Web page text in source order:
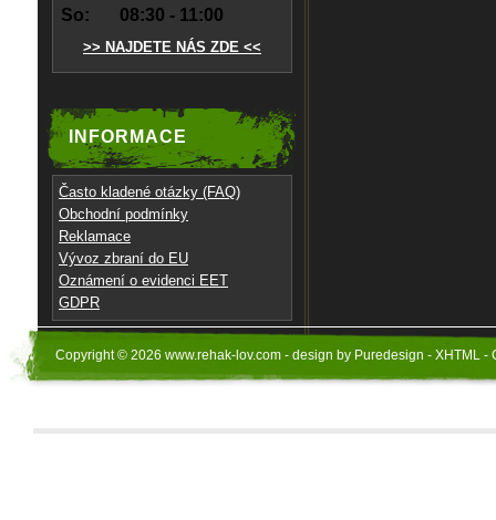
So:
08:30 - 11:00
>> NAJDETE NÁS ZDE <<
INFORMACE
Často kladené otázky (FAQ)
Obchodní podmínky
Reklamace
Vývoz zbraní do EU
Oznámení o evidenci EET
GDPR
Copyright © 2026 www.rehak-lov.com - design by Puredesign - XHTML -